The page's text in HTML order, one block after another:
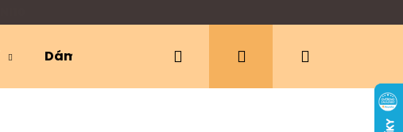
Dámské oblečení Ergonomická nosítka
Hledat PřihlášeníNákupní